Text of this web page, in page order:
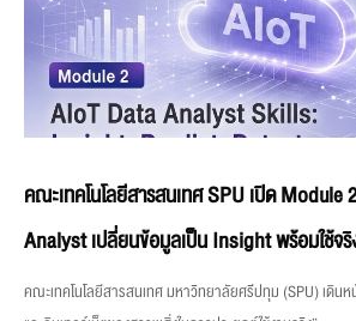
คณะเทคโนโลยีสารสนเทศ SPU เปิด
Analyst เปลี่ยนข้อมูลเป็น Insight พร้อมใช้จริ
คณะเทคโนโลยีสารสนเทศ มหาวิทยาลัยศรีปทุม (SPU) เดิ